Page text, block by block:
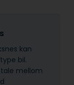
kan
bil.
mellom